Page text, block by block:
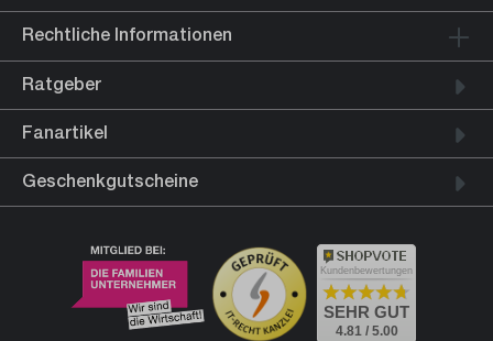
Rechtliche Informationen
Ratgeber
Fanartikel
Geschenkgutscheine
Kundenbewertungen
SEHR GUT
4.81 / 5.00